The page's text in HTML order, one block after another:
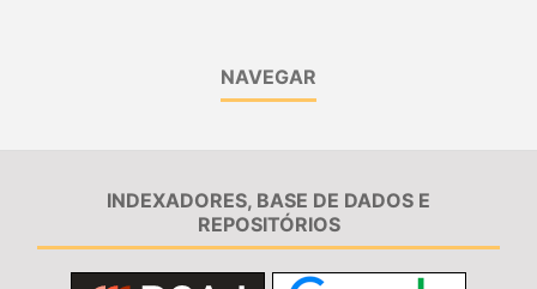
NAVEGAR
INDEXADORES, BASE DE DADOS E
REPOSITÓRIOS